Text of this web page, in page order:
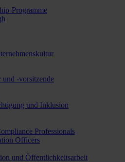
Programme
und -vorsitzende
und Inklusion
Professionals
Officers
und Öffentlichkeitsarbeit